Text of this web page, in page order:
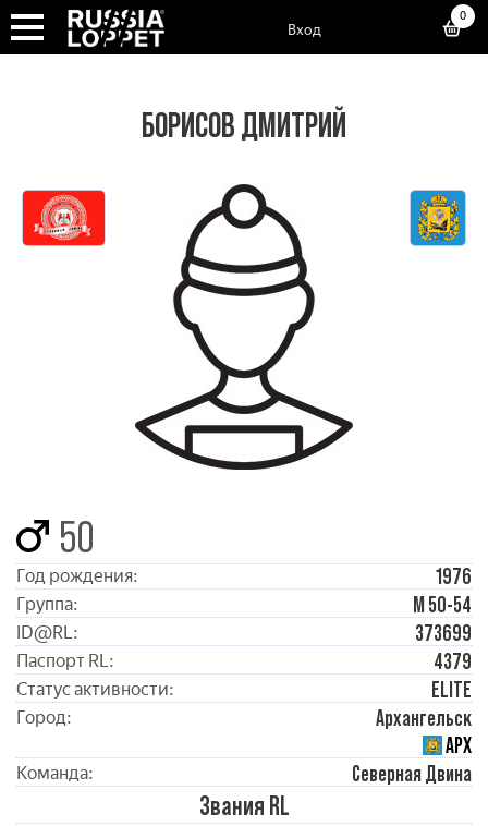
Вход
0
БОРИСОВ ДМИТРИЙ
50
Год рождения: 1976
Группа: М 50-54
ID@RL: 373699
Паспорт RL: 4379
Статус активности: ELITE
Город:
Архангельск
АРХ
Команда: Северная Двина
Звания RL